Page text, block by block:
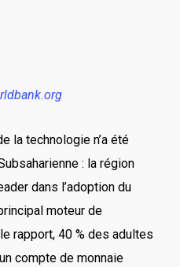
la technologie n’a été
: la région
dans l’adoption du
moteur de
rapport, 40 % des adultes
compte de monnaie